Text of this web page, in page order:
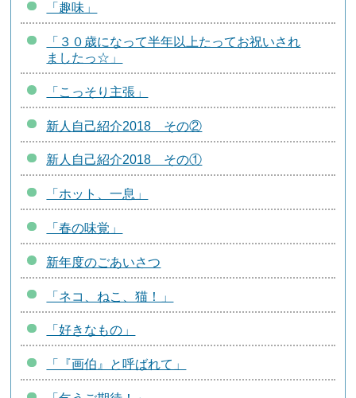
「趣味」
「３０歳になって半年以上たってお祝いされ
ましたっ☆」
「こっそり主張」
新人自己紹介2018 その②
新人自己紹介2018 その①
「ホット、一息」
「春の味覚」
新年度のごあいさつ
「ネコ、ねこ、猫！」
「好きなもの」
「『画伯』と呼ばれて」